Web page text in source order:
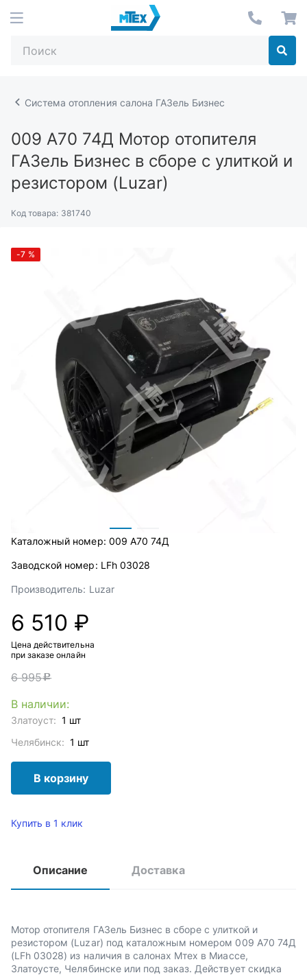
Система отопления салона ГАЗель Бизнес
009 А70 74Д Мотор отопителя
ГАЗель Бизнес в сборе с улиткой и
резистором (Luzar)
Код товара: 381740
-7 %
Каталожный номер: 009 А70 74Д
Заводской номер: LFh 03028
Производитель: Luzar
6 510 ₽
Цена действительна
при заказе онлайн
6 995c
В наличии:
Златоуст: 1 шт
Челябинск: 1 шт
В корзину
Купить в 1 клик
Описание Доставка
Мотор отопителя ГАЗель Бизнес в сборе с улиткой и
резистором (Luzar) под каталожным номером 009 А70 74Д
(LFh 03028) из наличия в салонах Мтех в Миассе,
Златоусте, Челябинске или под заказ. Действует скидка